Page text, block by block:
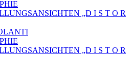
„D I S T O R
„D I S T O R